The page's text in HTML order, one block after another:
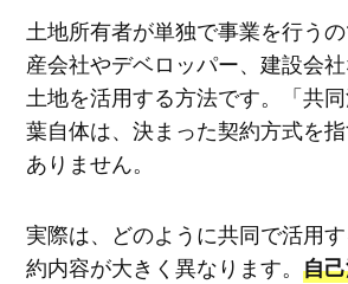
土地所有者が単独で事業を行う
産会社やデベロッパー、建設会
土地を活用する方法です。「共
葉自体は、決まった契約方式を
ありません。
実際は、どのように共同で活用
約内容が大きく異なります。 自